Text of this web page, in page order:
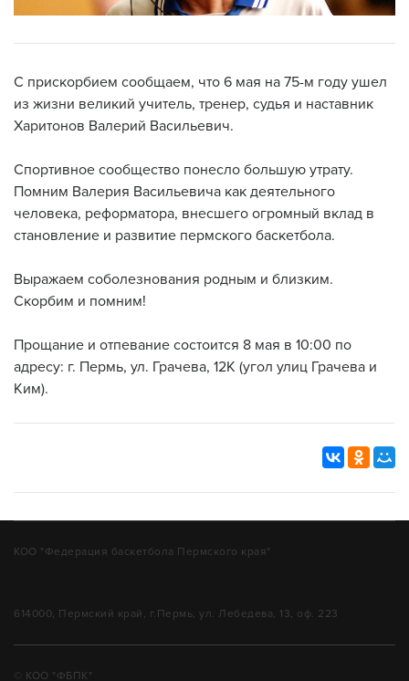
С прискорбием сообщаем, что 6 мая на 75-м году ушел
из жизни великий учитель, тренер, судья и наставник
Харитонов Валерий Васильевич.
Спортивное сообщество понесло большую утрату.
Помним Валерия Васильевича как деятельного
человека, реформатора, внесшего огромный вклад в
становление и развитие пермского баскетбола.
Выражаем соболезнования родным и близким.
Скорбим и помним!
Прощание и отпевание состоится 8 мая в 10:00 по
адресу: г. Пермь, ул. Грачева, 12К (угол улиц Грачева и
Ким).
КОО "Федерация баскетбола Пермского края"
614000, Пермский край, г.Пермь, ул. Лебедева, 13, оф. 223
© КОО "ФБПК"